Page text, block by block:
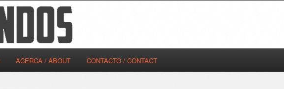
ACERCA / ABOUT CONTACTO / CONTACT